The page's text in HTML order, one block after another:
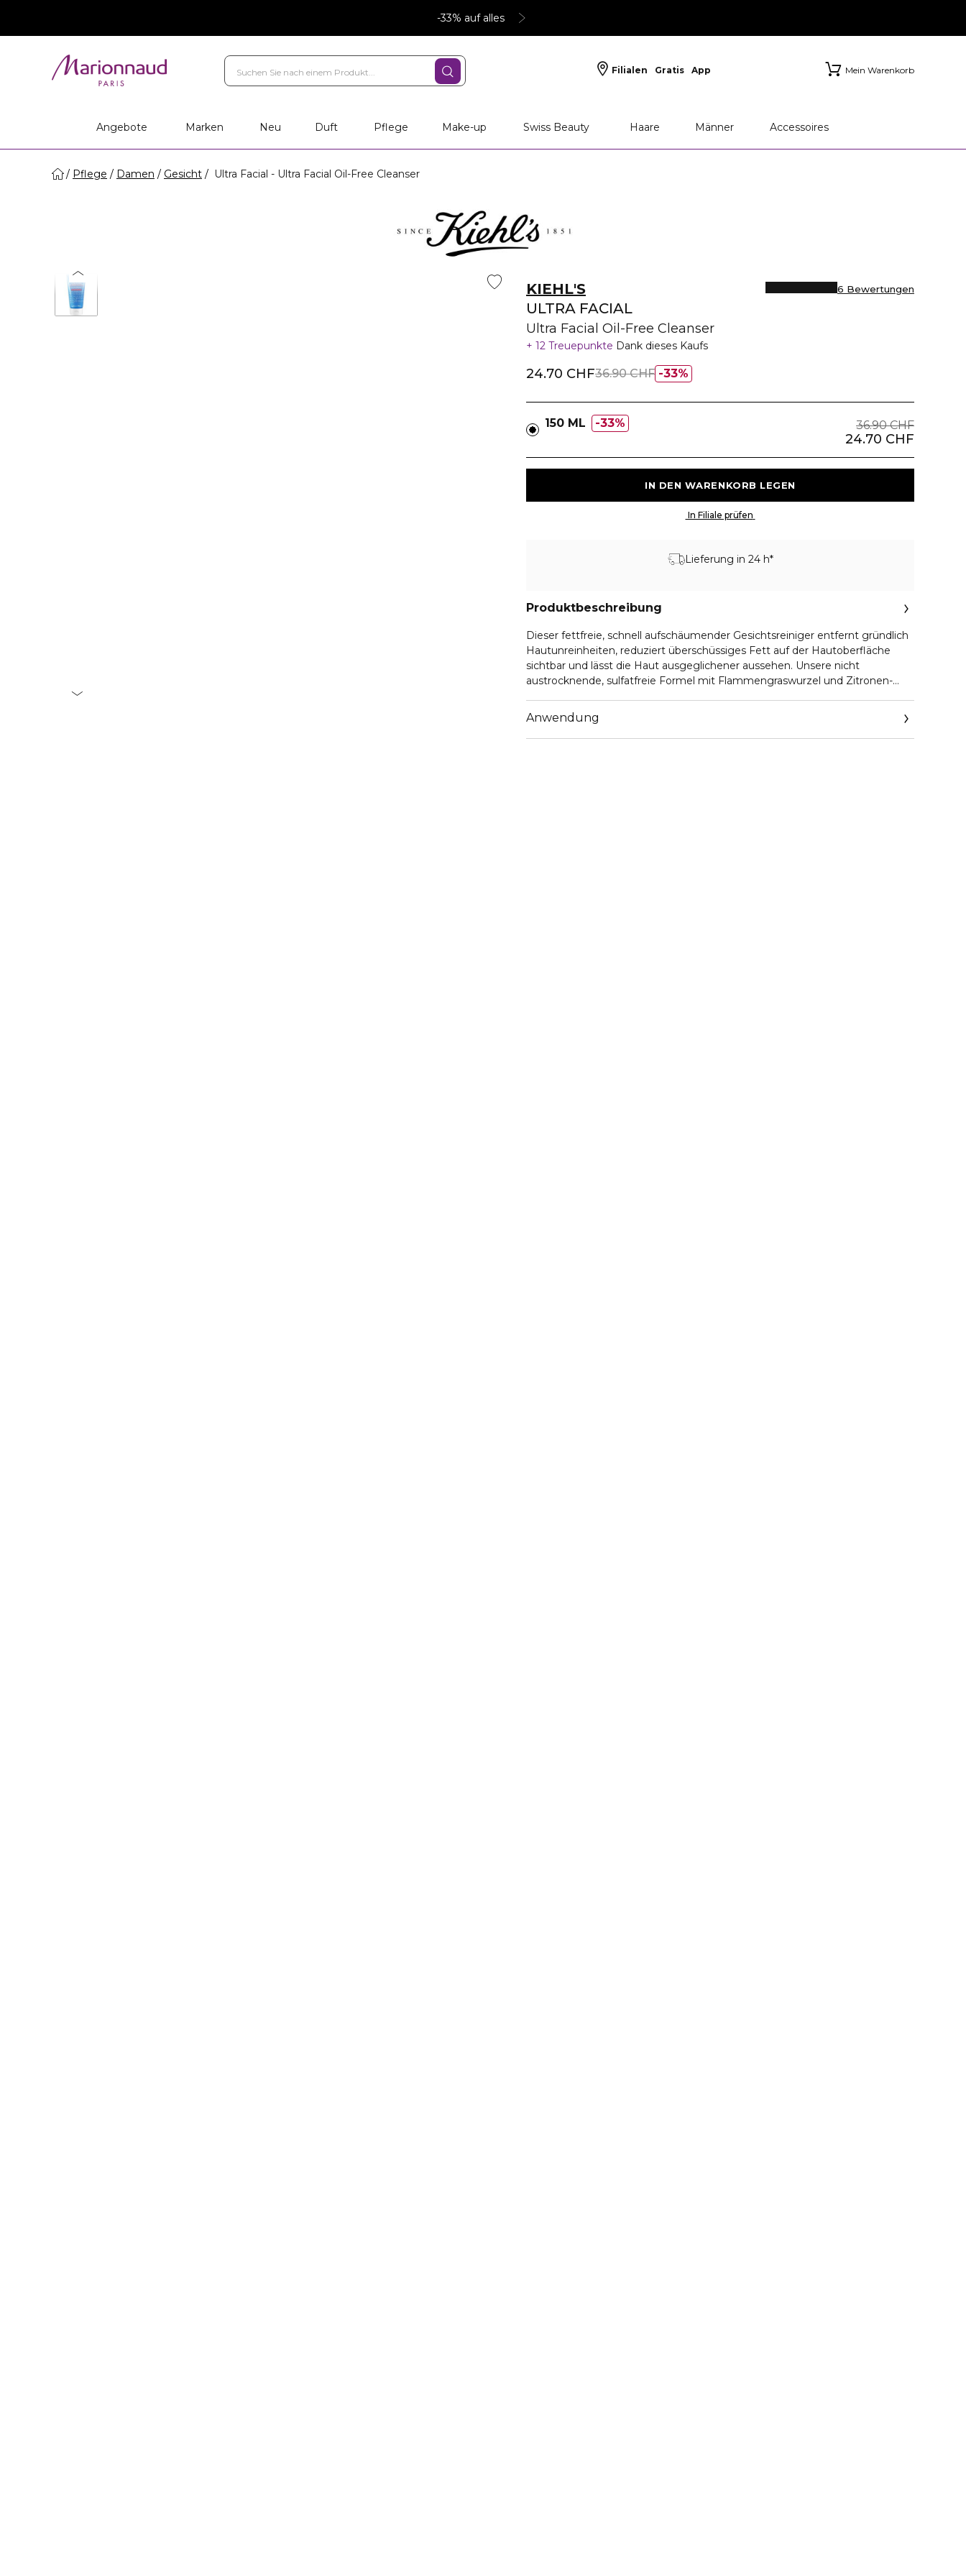
-33% auf alles
Filialen Gratis App Mein Warenkorb
Angebote Marken Neu Duft Pflege Make-up Swiss Beauty Haare Männer Accessoires
Pflege Damen Gesicht Ultra Facial - Ultra Facial Oil-Free Cleanser
KIEHL'S
ULTRA FACIAL
Ultra Facial Oil-Free Cleanser
6 Bewertungen
12 Treuepunkte Dank dieses Kaufs
33%
24.70 CHF36.90 CHF
150 ML 33% 36.90 CHF
24.70 CHF
Lieferung in 24 h*
Produktbeschreibung
Dieser fettfreie, schnell aufschäumender Gesichtsreiniger entfernt gründlich
Hautunreinheiten, reduziert überschüssiges Fett auf der Hautoberfläche
sichtbar und lässt die Haut ausgeglichener aussehen. Unsere nicht
austrocknende, sulfatfreie Formel mit Flammengraswurzel und Zitronen-
auszutrocknen.
Anwendung